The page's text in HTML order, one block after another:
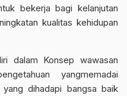
bekerja bagi kelanjutan
kualitas kehidupan
dalam Konsep wawasan
yangmemadai
yang dihadapi bangsa baik